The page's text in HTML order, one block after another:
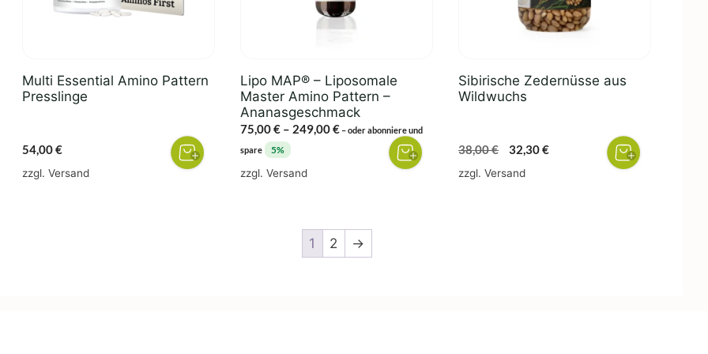
Multi Essential Amino Pattern
Presslinge
54,00€
zzgl. Versand
Lipo MAP® – Liposomale
Master Amino Pattern –
Ananasgeschmack
75,00€ – 249,00€Preisspanne:
–oder abonniere und
spare
5%
zzgl. Versand
der
Produktseite
gewählt
werden
Sibirische Zedernüsse aus
Wildwuchs
38,00€
Ursprünglicher
Preis
32,30€Aktueller
zzgl. Versand
1 2 →